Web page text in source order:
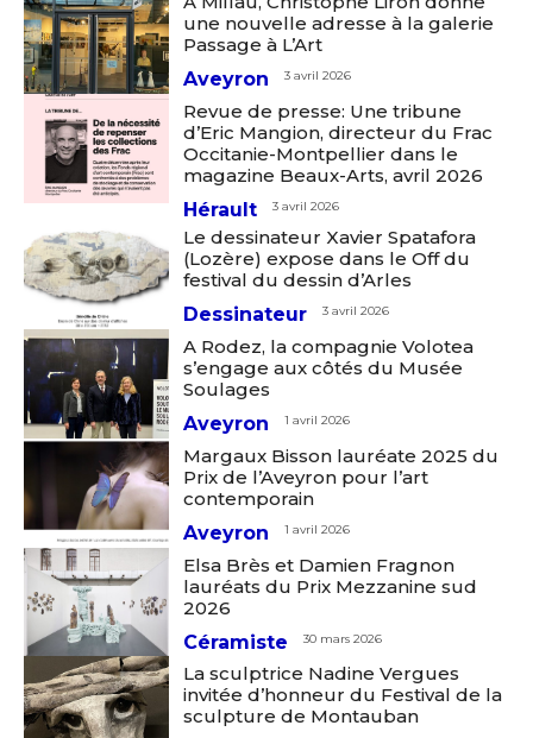
une nouvelle adresse à la galerie
Passage à L’Art
Aveyron
3 avril 2026
Revue de presse: Une tribune
d’Eric Mangion, directeur du Frac
Occitanie-Montpellier dans le
magazine Beaux-Arts, avril 2026
Hérault
3 avril 2026
Le dessinateur Xavier Spatafora
(Lozère) expose dans le Off du
festival du dessin d’Arles
Dessinateur
3 avril 2026
A Rodez, la compagnie Volotea
s’engage aux côtés du Musée
Soulages
Aveyron
1 avril 2026
Margaux Bisson lauréate 2025 du
Prix de l’Aveyron pour l’art
contemporain
Aveyron
1 avril 2026
Elsa Brès et Damien Fragnon
lauréats du Prix Mezzanine sud
2026
Céramiste
30 mars 2026
La sculptrice Nadine Vergues
invitée d’honneur du Festival de la
sculpture de Montauban